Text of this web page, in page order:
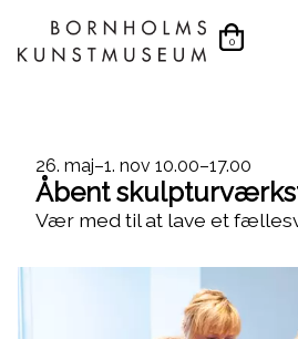
0
Dato
og
26. maj–1. nov 10.00–17.00
Åbent
Vær med til at lave et